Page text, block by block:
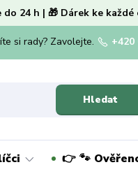
24 h | 🎁 Dárek ke každé
Hledat
si rady? Zavolejte. +420
👉 🐾